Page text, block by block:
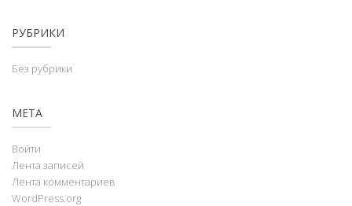
РУБРИКИ
Без рубрики
МЕТА
Войти
Лента записей
Лента комментариев
WordPress.org